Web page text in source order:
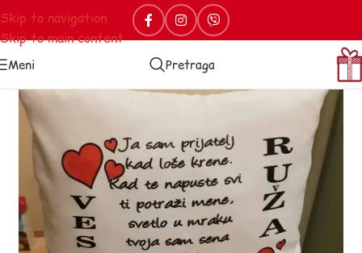
Skip to navigation
Skip to main content
Meni Pretraga